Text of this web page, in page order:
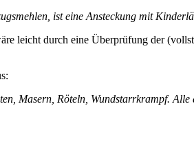
ist eine Ansteckung mit
leicht durch eine Überprüfung der
Masern, Röteln, Wundstarrkrampf.